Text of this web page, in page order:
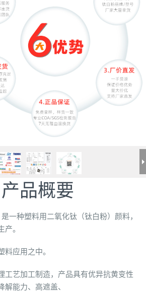
品概要
是一种塑料用二氧化钛（钛白粉）颜料，
。
料应用之中。
工艺加工制造，产品具有优异抗黄变性
解能力、高遮盖、